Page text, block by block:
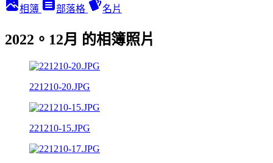
相簿 部落格 名片
2022。12月 的相簿照片
221210-20.JPG
221210-15.JPG